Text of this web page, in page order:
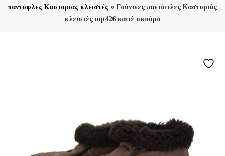
παντόφλες Καστοριάς κλειστές » Γούνινες παντόφλες Καστοριάς
κλειστές mp426 καφέ σκούρο